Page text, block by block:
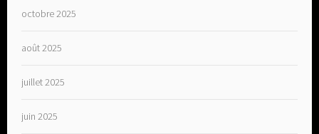
octobre 2025
août 2025
juillet 2025
juin 2025